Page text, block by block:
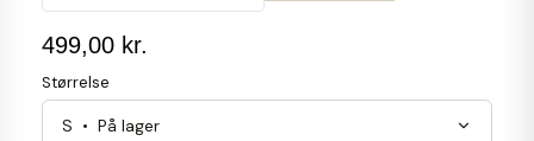
499,00 kr.
Størrelse